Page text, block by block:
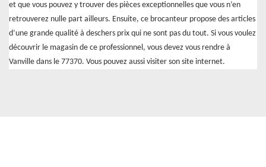
et que vous pouvez y trouver des pièces exceptionnelles que vous n’en
retrouverez nulle part ailleurs. Ensuite, ce brocanteur propose des articles
d’une grande qualité à deschers prix qui ne sont pas du tout. Si vous voulez
découvrir le magasin de ce professionnel, vous devez vous rendre à
Vanville dans le 77370. Vous pouvez aussi visiter son site internet.